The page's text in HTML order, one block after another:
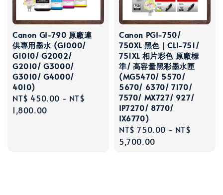
Canon GI-790 原廠連
供專用墨水 (G1000/
G1010/ G2002/
G2010/ G3000/
G3010/ G4000/
4010)
Regular
price
NT$ 450.00 - NT$
1,800.00
Canon PGI-750/
750XL 黑色｜CLI-751/
751XL 相片彩色 原廠標
準/ 高容量黑彩墨水匣
(MG5470/ 5570/
5670/ 6370/ 7170/
7570/ MX727/ 927/
IP7270/ 8770/
IX6770)
Regular
price
NT$ 750.00 - NT$
5,700.00